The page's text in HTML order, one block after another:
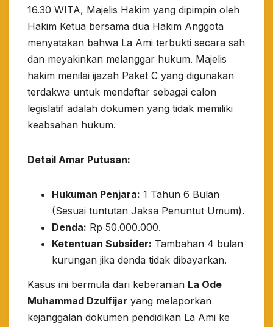
16.30 WITA, Majelis Hakim yang dipimpin oleh
Hakim Ketua bersama dua Hakim Anggota
menyatakan bahwa La Ami terbukti secara sah
dan meyakinkan melanggar hukum. Majelis
hakim menilai ijazah Paket C yang digunakan
terdakwa untuk mendaftar sebagai calon
legislatif adalah dokumen yang tidak memiliki
keabsahan hukum.
Detail Amar Putusan:
Hukuman Penjara: 1 Tahun 6 Bulan
(Sesuai tuntutan Jaksa Penuntut Umum).
Denda: Rp 50.000.000.
Ketentuan Subsider: Tambahan 4 bulan
kurungan jika denda tidak dibayarkan.
​Kasus ini bermula dari keberanian La Ode
Muhammad Dzulfijar yang melaporkan
kejanggalan dokumen pendidikan La Ami ke